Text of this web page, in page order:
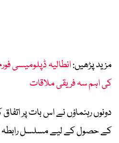
مزید پڑھیں:انطالیہ ڈپلومیسی
کی اہم سہ فریقی ملاقات
دونوں رہنماؤں نے اس بات پر
کے حصول کے لیے مسلسل رابطہ